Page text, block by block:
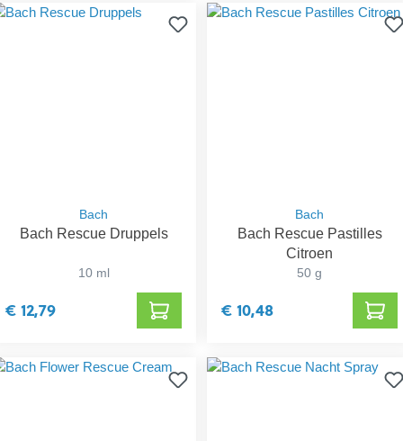
Bach
Bach Rescue Druppels
10 ml
€ 12,79
Bach
Bach Rescue Pastilles
Citroen
50 g
€ 10,48